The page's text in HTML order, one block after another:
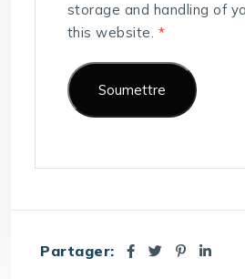
storage and handling of
this website. *
Partager: